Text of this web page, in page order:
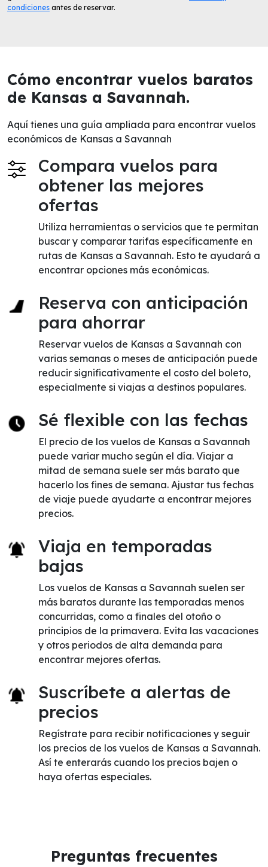
condiciones antes de reservar.
Cómo encontrar vuelos baratos
de Kansas a Savannah.
Aquí tienes una guía ampliada para encontrar vuelos
económicos de Kansas a Savannah
Compara vuelos para
obtener las mejores
ofertas
Utiliza herramientas o servicios que te permitan
buscar y comparar tarifas específicamente en
rutas de Kansas a Savannah. Esto te ayudará a
encontrar opciones más económicas.
Reserva con anticipación
para ahorrar
Reservar vuelos de Kansas a Savannah con
varias semanas o meses de anticipación puede
reducir significativamente el costo del boleto,
especialmente si viajas a destinos populares.
Sé flexible con las fechas
El precio de los vuelos de Kansas a Savannah
puede variar mucho según el día. Viajar a
mitad de semana suele ser más barato que
hacerlo los fines de semana. Ajustar tus fechas
de viaje puede ayudarte a encontrar mejores
precios.
Viaja en temporadas
bajas
Los vuelos de Kansas a Savannah suelen ser
más baratos durante las temporadas menos
concurridas, como a finales del otoño o
principios de la primavera. Evita las vacaciones
y otros periodos de alta demanda para
encontrar mejores ofertas.
Suscríbete a alertas de
precios
Regístrate para recibir notificaciones y seguir
los precios de los vuelos de Kansas a Savannah.
Así te enterarás cuando los precios bajen o
haya ofertas especiales.
Preguntas frecuentes